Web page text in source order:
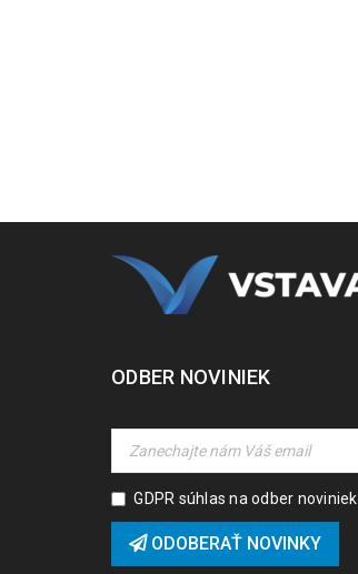
ODBER NOVINIEK
GDPR súhlas na odber noviniek
ODOBERAŤ NOVINKY